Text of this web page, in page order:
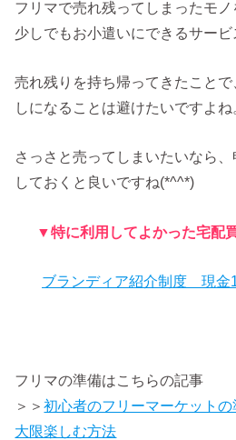
フリマで売れ残ってしまったモノ
少しでもお小遣いにできるサービ
売れ残りを持ち帰ってきたこと
しになることは避けたいですよね
さっさと売ってしまいたいなら
しておくと良いですね(*^^*)
▼特に利用してよかった宅配
ブランディア紹介制度 現金
フリマの準備はこちらの記事
＞＞初心者のフリーマーケット
大限楽しむ方法